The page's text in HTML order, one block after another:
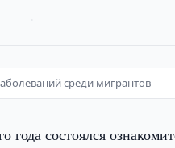
среди мигрантов
года состоялся